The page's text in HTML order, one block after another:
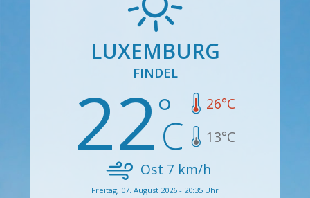
LUXEMBURG
FINDEL
22 26°C
13°C
Ost 7 km/h
Freitag, 07. August 2026 - 20:35 Uhr